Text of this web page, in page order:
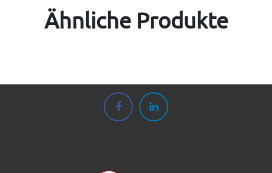
Ähnliche Produkte